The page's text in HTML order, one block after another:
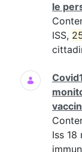
le
ISS,
Iss 18